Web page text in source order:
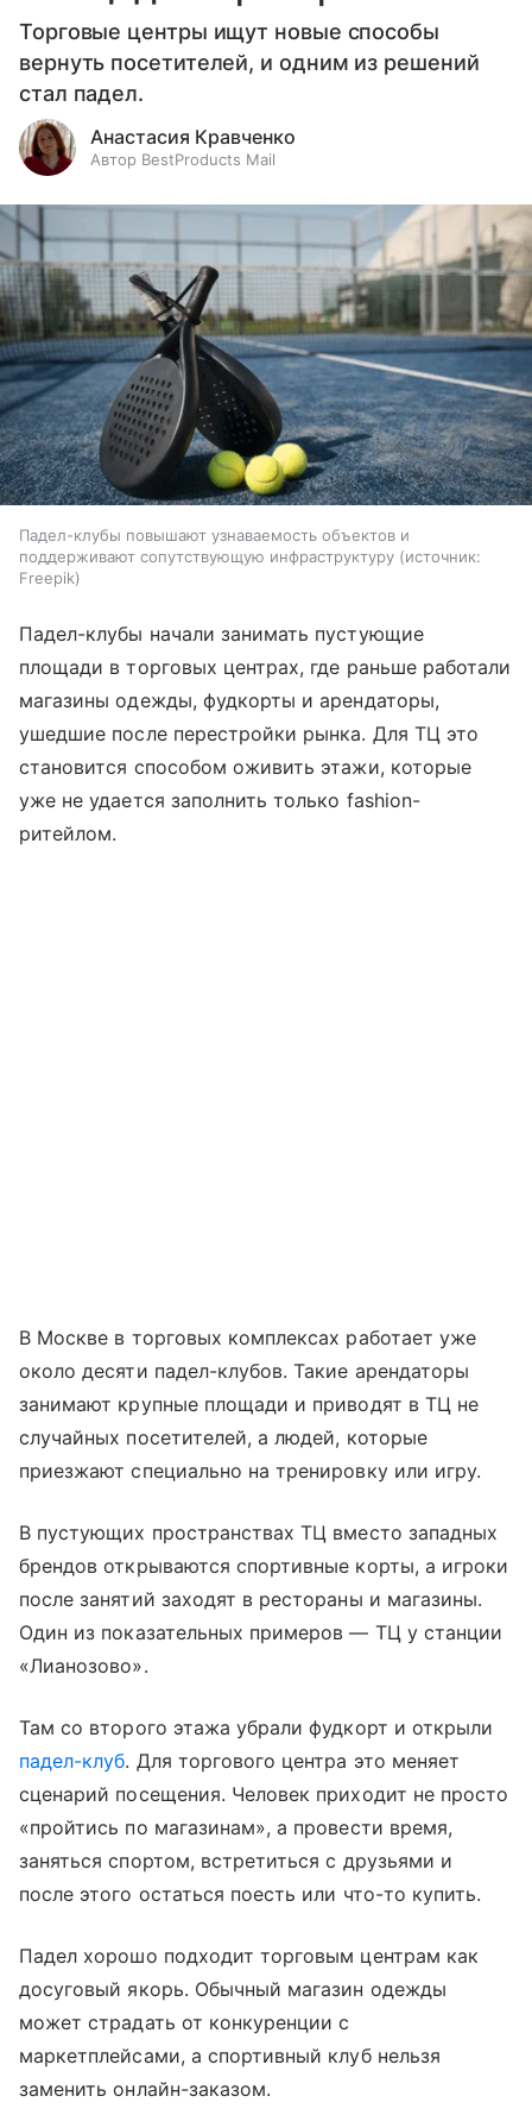
Торговые центры ищут новые способы
вернуть посетителей, и одним из решений
стал падел.
Анастасия Кравченко
Автор BestProducts Mail
Падел-клубы повышают узнаваемость объектов и
поддерживают сопутствующую инфраструктуру
источник:
Freepik
Падел-клубы начали занимать пустующие
площади в торговых центрах, где раньше работали
магазины одежды, фудкорты и арендаторы,
ушедшие после перестройки рынка. Для ТЦ это
становится способом оживить этажи, которые
уже не удается заполнить только fashion-
ритейлом.
В Москве в торговых комплексах работает уже
около десяти падел-клубов. Такие арендаторы
занимают крупные площади и приводят в ТЦ не
случайных посетителей, а людей, которые
приезжают специально на тренировку или игру.
В пустующих пространствах ТЦ вместо западных
брендов открываются спортивные корты, а игроки
после занятий заходят в рестораны и магазины.
Один из показательных примеров — ТЦ у станции
«Лианозово».
Там со второго этажа убрали фудкорт и открыли
падел-клуб. Для торгового центра это меняет
сценарий посещения. Человек приходит не просто
«пройтись по магазинам», а провести время,
заняться спортом, встретиться с друзьями и
после этого остаться поесть или что-то купить.
Падел хорошо подходит торговым центрам как
досуговый якорь. Обычный магазин одежды
может страдать от конкуренции с
маркетплейсами, а спортивный клуб нельзя
заменить онлайн-заказом.